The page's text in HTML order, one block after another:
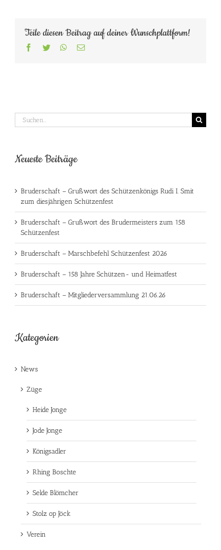
Teile diesen Beitrag auf deiner Wunschplattform!
Facebook
Twitter WhatsApp
E-
Suche
nach:
Neueste Beiträge
Bruderschaft – Grußwort des Schützenkönigs Rudi I. Smit
zum diesjährigen Schützenfest
Bruderschaft – Grußwort des Brudermeisters zum 158
Schützenfest
Bruderschaft – Marschbefehl Schützenfest 2026
Bruderschaft – 158 Jahre Schützen- und Heimatfest
Bruderschaft – Mitgliederversammlung 21.06.26
Kategorien
News
Züge
Heide Jonge
Jode Jonge
Königsadler
Rhing Boschte
Selde Blömcher
Stolz op Jöck
Verein